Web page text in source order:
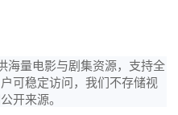
海量电影与剧集资源，支持全
可稳定访问，我们不存储视
开来源。